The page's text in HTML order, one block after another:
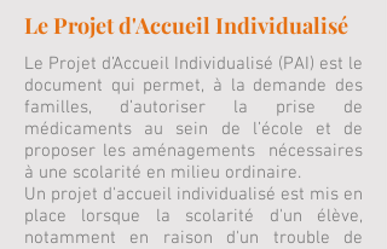
Le Projet d'Accueil Individualisé
Le Projet d’Accueil Individualisé (PAI) est le
document qui permet, à la demande des
familles, d’autoriser la prise de
médicaments au sein de l’école et de
proposer les aménagements nécessaires
à une scolarité en milieu ordinaire.
Un projet d'accueil individualisé est mis en
place lorsque la scolarité d'un élève,
notamment en raison d'un trouble de